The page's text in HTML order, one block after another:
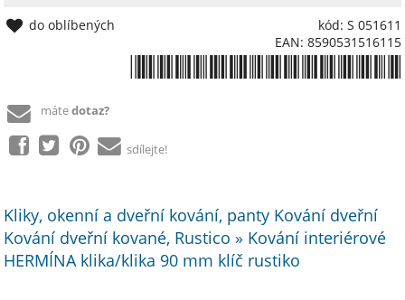
kód: S 051611
EAN: 8590531516115
do oblíbených
mátedotaz?
sdílejte!
Kliky, okenní a dveřní kování, panty Kování dveřní
Kování dveřní kované, Rustico » Kování interiérové
HERMÍNA klika/klika 90 mm klíč rustiko